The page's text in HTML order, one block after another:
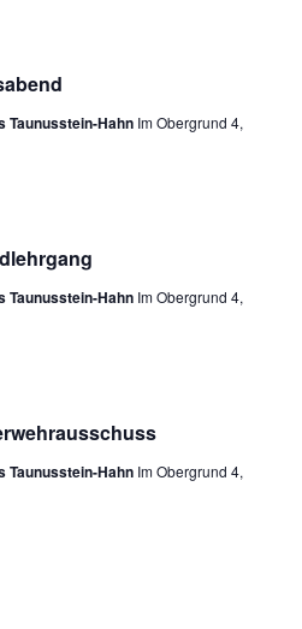
Taunusstein-Hahn Im Obergrund 4,
Taunusstein-Hahn Im Obergrund 4,
Taunusstein-Hahn Im Obergrund 4,